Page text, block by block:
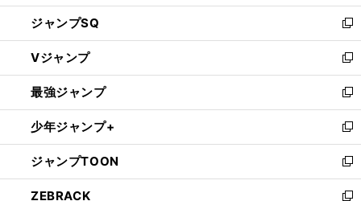
し
い
ウ
ィ
ン
ド
ウ
で
開
く
ジャンプSQ
新
し
い
ウ
ィ
ン
ド
ウ
で
開
く
Vジャンプ
新
し
い
ウ
ィ
ン
ド
ウ
で
最強ジャンプ
新
し
い
ウ
ィ
ン
ド
少年ジャンプ+
新
し
い
ウ
ィ
ジャンプTOON
新
し
ZEBRACK